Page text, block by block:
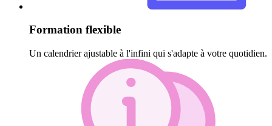
Formation flexible
Un calendrier ajustable à l'infini qui s'adapte à votre quotidien.